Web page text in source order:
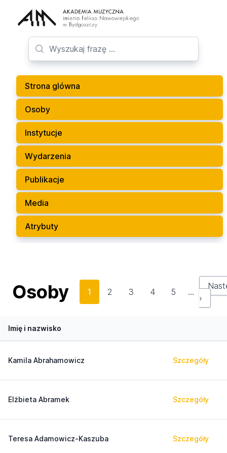
Strona glówna
Osoby
Instytucje
Wydarzenia
Publikacje
Media
Atrybuty
Osoby 1 2 3 4 5 …
›
Imię i nazwisko
Kamila Abrahamowicz Szczegóły
Elżbieta Abramek Szczegóły
Teresa Adamowicz-Kaszuba Szczegóły